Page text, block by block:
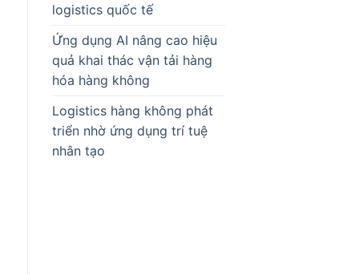
logistics quốc tế
Ứng dụng AI nâng cao hiệu
quả khai thác vận tải hàng
hóa hàng không
Logistics hàng không phát
triển nhờ ứng dụng trí tuệ
nhân tạo